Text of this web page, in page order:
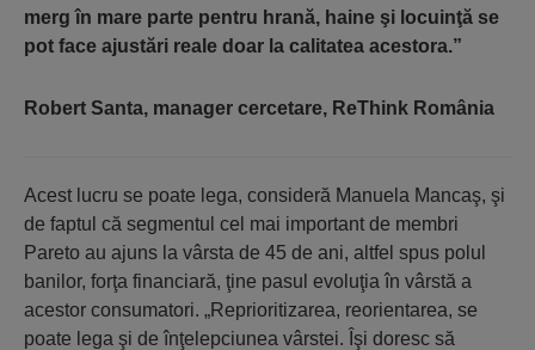
merg în mare parte pentru hrană, haine şi locuinţă se
pot face ajustări reale doar la calitatea acestora.”
Robert Santa, manager cercetare, ReThink România
Acest lucru se poate lega, consideră Manuela Mancaş, şi
de faptul că segmentul cel mai important de membri
Pareto au ajuns la vârsta de 45 de ani, altfel spus polul
banilor, forţa financiară, ţine pasul evoluţia în vârstă a
acestor consumatori. „Reprioritizarea, reorientarea, se
poate lega şi de înţelepciunea vârstei. Îşi doresc să